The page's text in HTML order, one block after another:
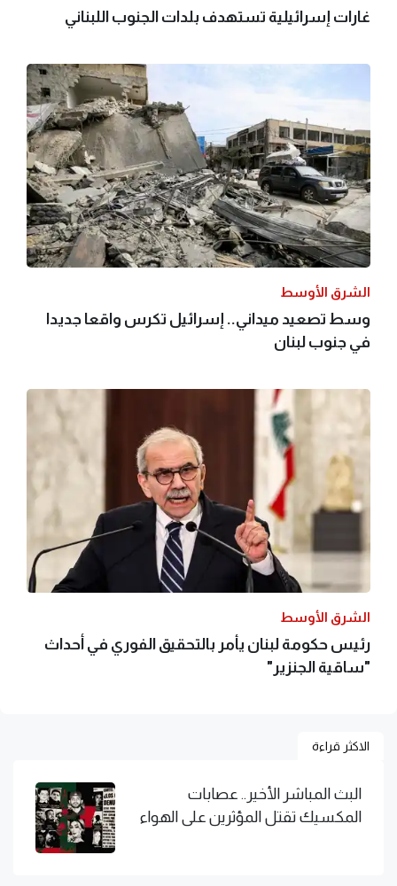
غارات إسرائيلية تستهدف بلدات الجنوب اللبناني
الشرق الأوسط
وسط تصعيد ميداني.. إسرائيل تكرس واقعا جديدا
في جنوب لبنان
الشرق الأوسط
رئيس حكومة لبنان يأمر بالتحقيق الفوري في أحداث
"ساقية الجنزير"
الاكثر قراءة
البث المباشر الأخير.. عصابات
المكسيك تقتل المؤثرين على الهواء